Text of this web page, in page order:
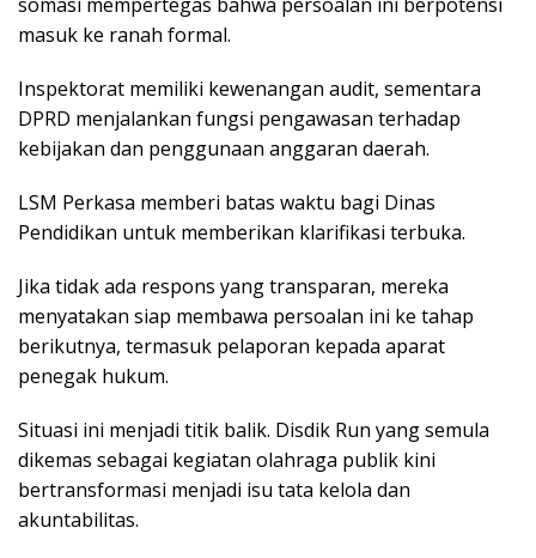
masuk ke ranah formal.
Inspektorat memiliki kewenangan audit, sementara
DPRD menjalankan fungsi pengawasan terhadap
kebijakan dan penggunaan anggaran daerah.
LSM Perkasa memberi batas waktu bagi Dinas
Pendidikan untuk memberikan klarifikasi terbuka.
Jika tidak ada respons yang transparan, mereka
menyatakan siap membawa persoalan ini ke tahap
berikutnya, termasuk pelaporan kepada aparat
penegak hukum.
Situasi ini menjadi titik balik. Disdik Run yang semula
dikemas sebagai kegiatan olahraga publik kini
bertransformasi menjadi isu tata kelola dan
akuntabilitas.